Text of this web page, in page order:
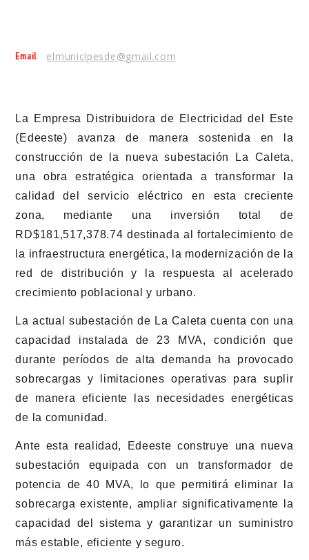
Email elmunicipesde@gmail.com
La Empresa Distribuidora de Electricidad del Este
(Edeeste) avanza de manera sostenida en la
construcción de la nueva subestación La Caleta,
una obra estratégica orientada a transformar la
calidad del servicio eléctrico en esta creciente
zona, mediante una inversión total de
RD$181,517,378.74 destinada al fortalecimiento de
la infraestructura energética, la modernización de la
red de distribución y la respuesta al acelerado
crecimiento poblacional y urbano.
La actual subestación de La Caleta cuenta con una
capacidad instalada de 23 MVA, condición que
durante períodos de alta demanda ha provocado
sobrecargas y limitaciones operativas para suplir
de manera eficiente las necesidades energéticas
de la comunidad.
Ante esta realidad, Edeeste construye una nueva
subestación equipada con un transformador de
potencia de 40 MVA, lo que permitirá eliminar la
sobrecarga existente, ampliar significativamente la
capacidad del sistema y garantizar un suministro
más estable, eficiente y seguro.